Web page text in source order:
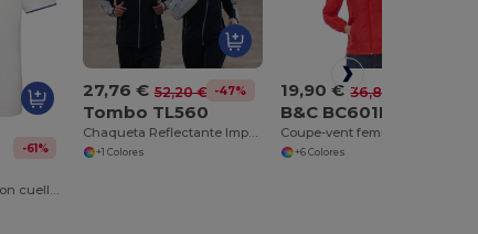
-61%
Polo de algodón con cuello y mangas a contraste
27,76 € 52,20 € -47%
Tombo TL560
Chaqueta Reflectante Impermeable y Transpirable
+1 Colores
19,90 € 36,80 €
B&C BC601F
+6 Colores